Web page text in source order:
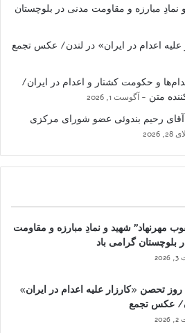
نمادِ مبارزه و مقاومت مدنی در بلوچستان
اعدام در ایران» در لندن/ عکس تجمع
و حکومت کشتار و اعدام در ایران/
متن
آگوست 1, 2026
آقای رحیم بندوئی عضو شورای مرکزی
2026
مهرنهاد” شهید و نمادِ مبارزه و مقاومت
بلوچستان گرامی باد
روز تحصن «کارزار علیه اعدام در ایران»
عکس تجمع